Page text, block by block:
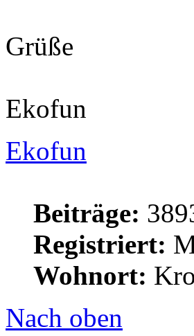
Grüße
Ekofun
Ekofun
Beiträge:
Registriert:
Wohnort:
Nach oben